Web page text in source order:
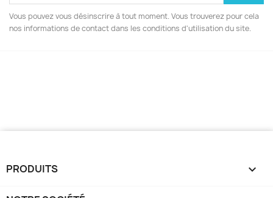
Vous pouvez vous désinscrire à tout moment. Vous trouverez pour cela
nos informations de contact dans les conditions d'utilisation du site.
PRODUITS 